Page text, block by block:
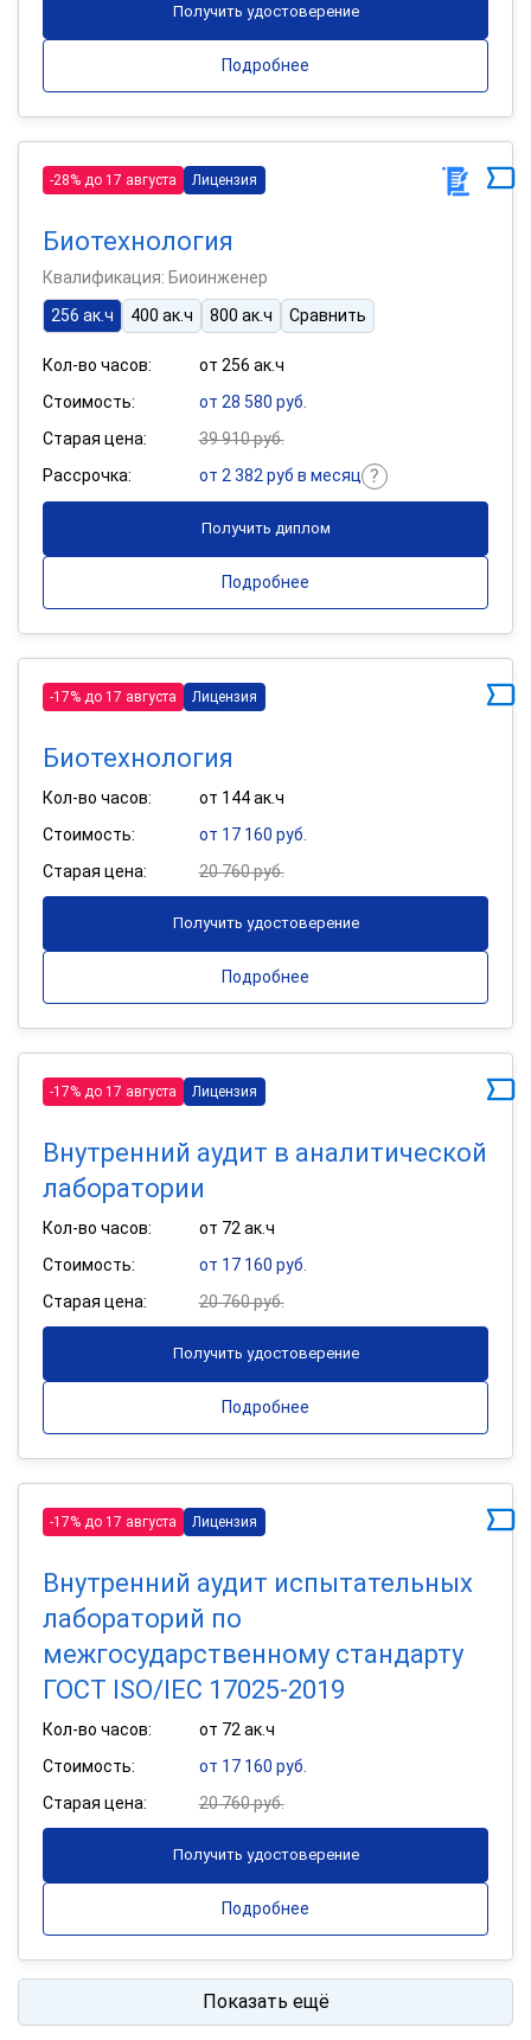
Получить удостоверение
Подробнее
-28% до 17 августа Лицензия
Биотехнология
Квалификация: Биоинженер
256 ак.ч
400 ак.ч 800 ак.ч Сравнить
Кол-во часов:
от 256 ак.ч
Стоимость:
от 28 580 руб.
Старая цена:
39 910 руб.
Рассрочка:
от 2 382 руб в месяц
Получить диплом
Подробнее
-17% до 17 августа Лицензия
Биотехнология
Кол-во часов:
от 144 ак.ч
Стоимость:
от 17 160 руб.
Старая цена:
20 760 руб.
Получить удостоверение
Подробнее
-17% до 17 августа Лицензия
Внутренний аудит в аналитической
лаборатории
Кол-во часов:
от 72 ак.ч
Стоимость:
от 17 160 руб.
Старая цена:
20 760 руб.
Получить удостоверение
Подробнее
-17% до 17 августа Лицензия
Внутренний аудит испытательных
лабораторий по
межгосударственному стандарту
ГОСТ ISO/IEC 17025-2019
Кол-во часов:
от 72 ак.ч
Стоимость:
от 17 160 руб.
Старая цена:
20 760 руб.
Получить удостоверение
Подробнее
Показать ещё